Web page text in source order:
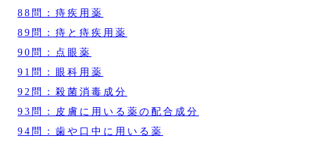
88問：痔疾用薬
89問：痔と痔疾用薬
90問：点眼薬
91問：眼科用薬
92問：殺菌消毒成分
93問：皮膚に用いる薬の配合成分
94問：歯や口中に用いる薬